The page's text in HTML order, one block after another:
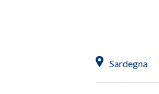
Sardegna